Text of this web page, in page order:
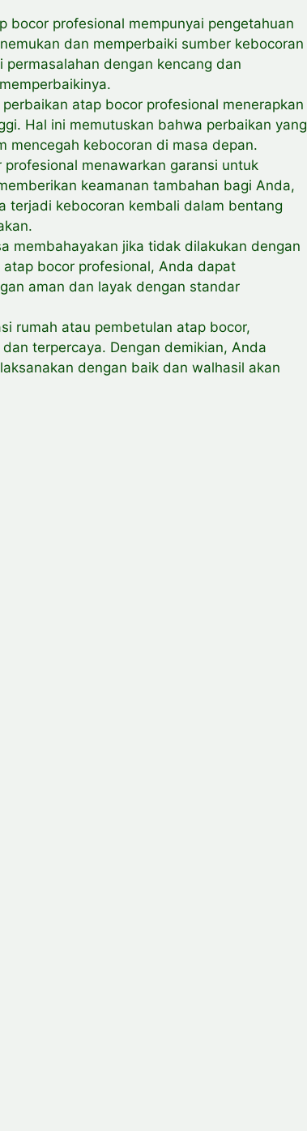
bocor profesional mempunyai pengetahuan
dan memperbaiki sumber kebocoran
dengan kencang dan
atap bocor profesional menerapkan
Hal ini memutuskan bahwa perbaikan yang
mencegah kebocoran di masa depan.
menawarkan garansi untuk
keamanan tambahan bagi Anda,
terjadi kebocoran kembali dalam bentang
membahayakan jika tidak dilakukan dengan
bocor profesional, Anda dapat
aman dan layak dengan standar
rumah atau pembetulan atap bocor,
terpercaya. Dengan demikian, Anda
dengan baik dan walhasil akan